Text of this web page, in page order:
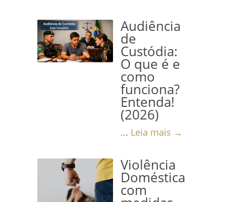
Audiência
de
Custódia:
O que é e
como
funciona?
Entenda!
(2026)
... Leia mais →
Violência
Doméstica
com